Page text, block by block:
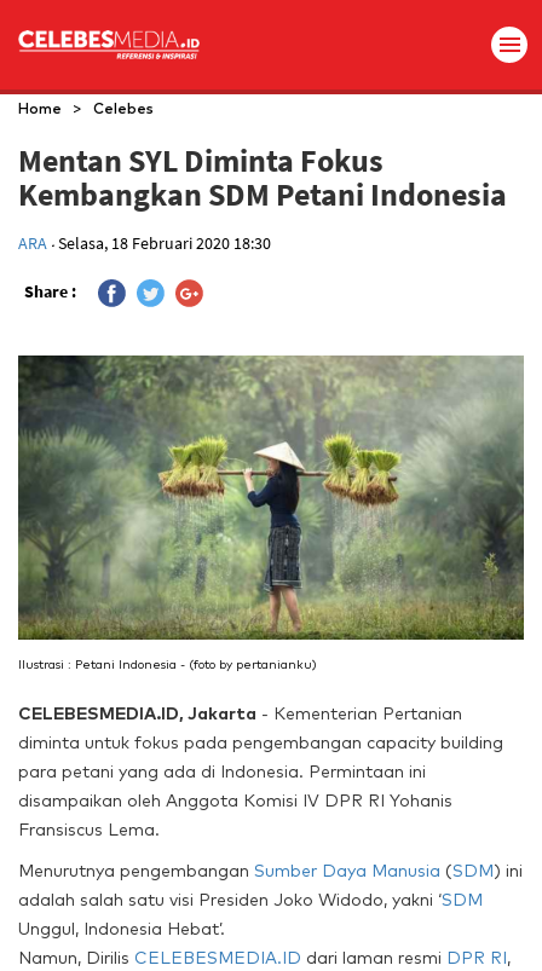
Home > Celebes
Mentan SYL Diminta Fokus
Kembangkan SDM Petani Indonesia
ARA .Selasa, 18 Februari 2020 18:30
Share :
Ilustrasi : Petani Indonesia - (foto by pertanianku)
CELEBESMEDIA.ID, Jakarta - Kementerian Pertanian
diminta untuk fokus pada pengembangan capacity building
para petani yang ada di Indonesia. Permintaan ini
disampaikan oleh Anggota Komisi IV DPR RI Yohanis
Fransiscus Lema.
Menurutnya pengembangan Sumber Daya Manusia (SDM) ini
adalah salah satu visi Presiden Joko Widodo, yakni ‘SDM
Unggul, Indonesia Hebat’.
Namun, Dirilis CELEBESMEDIA.ID dari laman resmi DPR RI,